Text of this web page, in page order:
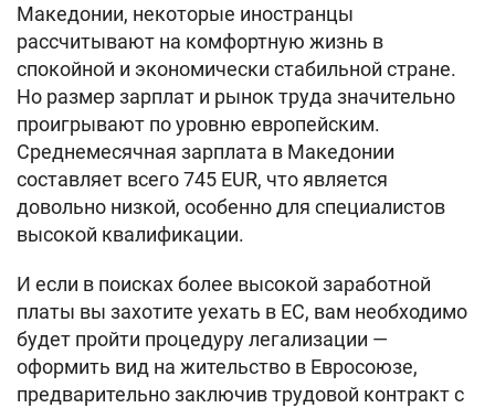
Македонии, некоторые иностранцы
рассчитывают на комфортную жизнь в
спокойной и экономически стабильной стране.
Но размер зарплат и рынок труда значительно
проигрывают по уровню европейским.
Среднемесячная зарплата в Македонии
составляет всего 745 EUR, что является
довольно низкой, особенно для специалистов
высокой квалификации.
И если в поисках более высокой заработной
платы вы захотите уехать в ЕС, вам необходимо
будет пройти процедуру легализации —
оформить вид на жительство в Евросоюзе,
предварительно заключив трудовой контракт с